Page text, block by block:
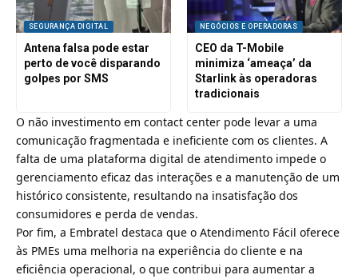
SEGURANÇA DIGITAL
Antena falsa pode estar
perto de você disparando
golpes por SMS
NEGÓCIOS E OPERADORAS
CEO da T-Mobile
minimiza ‘ameaça’ da
Starlink às operadoras
tradicionais
O não investimento em contact center pode levar a uma
comunicação fragmentada e ineficiente com os clientes. A
falta de uma plataforma digital de atendimento impede o
gerenciamento eficaz das interações e a manutenção de um
histórico consistente, resultando na insatisfação dos
consumidores e perda de vendas.
Por fim, a Embratel destaca que o Atendimento Fácil oferece
às PMEs uma melhoria na experiência do cliente e na
eficiência operacional, o que contribui para aumentar a